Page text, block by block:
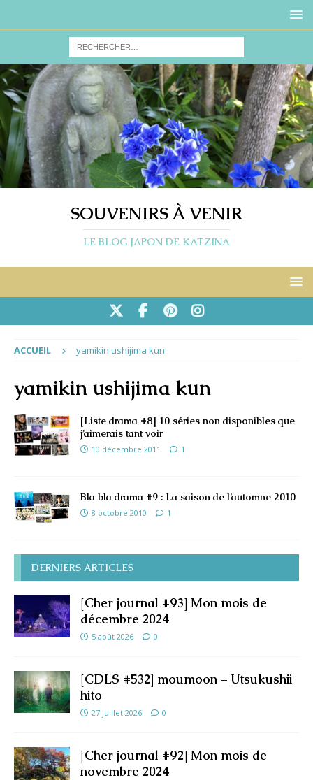
SOUVENIRS À VENIR
LE BLOG JAPON DE KATZINA
ACCUEIL yamikin ushijima kun
yamikin ushijima kun
[Liste drama #8] 10 séries non disponibles que
j’aimerais tant voir
10 décembre 2011 1
Bla bla drama #9 : La saison de l’automne 2010
8 octobre 2010 1
DERNIERS ARTICLES
[Cher journal #93] Mon mois de
décembre 2024
5 août 2026 0
[CDLS #532] moumoon – Utsukushii
hito
27 juillet 2026 0
[Cher journal #92] Mon mois de
novembre 2024